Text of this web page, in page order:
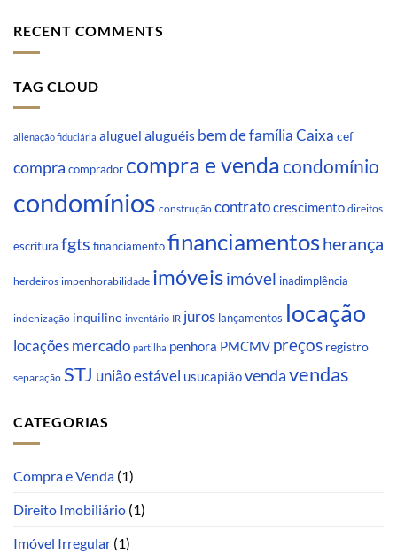
RECENT COMMENTS
TAG CLOUD
alienação fiduciária aluguel aluguéis bem de família Caixa cef
compra comprador compra e vendacondomínio
condomínios construção contratocrescimento direitos
escritura fgts financiamentofinanciamentosherança
herdeiros impenhorabilidade imóveisimóvel inadimplência
indenização inquilino inventário IR juros lançamentos locação
locações mercado partilha penhora PMCMV preços registro
separação STJ união estável usucapiãovendavendas
CATEGORIAS
Compra e Venda (1)
Direito Imobiliário (1)
Imóvel Irregular (1)